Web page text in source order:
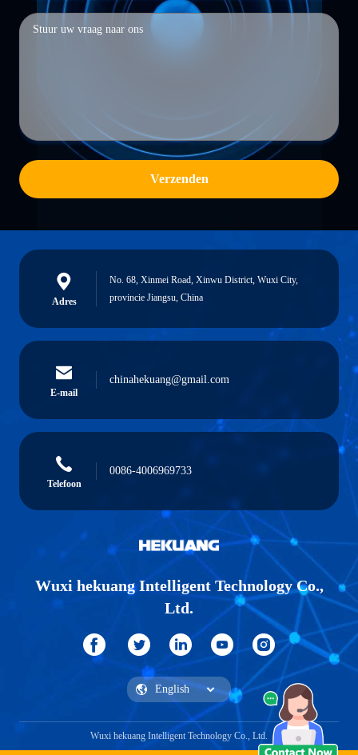
Verzenden
Adres
No. 68, Xinmei Road, Xinwu District, Wuxi City,
provincie Jiangsu, China
E-mail
chinahekuang@gmail.com
Telefoon
0086-4006969733
Wuxi hekuang Intelligent Technology Co.,
Ltd.
Wuxi hekuang Intelligent Technology Co., Ltd.